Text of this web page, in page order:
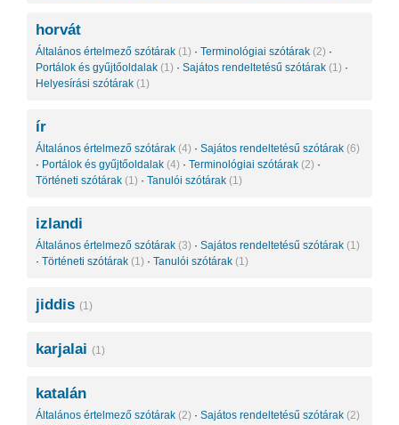
horvát
Általános értelmező szótárak (1) · Terminológiai szótárak (2) ·
Portálok és gyűjtőoldalak (1) · Sajátos rendeltetésű szótárak (1) ·
Helyesírási szótárak (1)
ír
Általános értelmező szótárak (4) · Sajátos rendeltetésű szótárak (6)
· Portálok és gyűjtőoldalak (4) · Terminológiai szótárak (2) ·
Történeti szótárak (1) · Tanulói szótárak (1)
izlandi
Általános értelmező szótárak (3) · Sajátos rendeltetésű szótárak (1)
· Történeti szótárak (1) · Tanulói szótárak (1)
jiddis (1)
karjalai (1)
katalán
Általános értelmező szótárak (2) · Sajátos rendeltetésű szótárak (2)